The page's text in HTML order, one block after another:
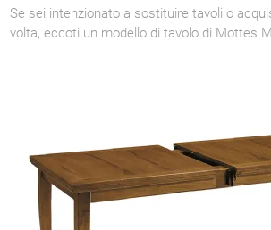
Se sei intenzionato a sostituire tavoli o
volta, eccoti un modello di tavolo di Mottes